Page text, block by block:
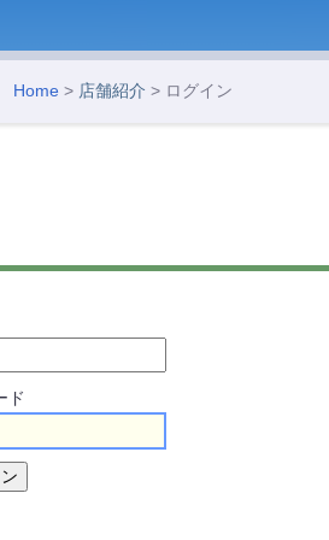
Home > 店舗紹介 > ログイン
ド